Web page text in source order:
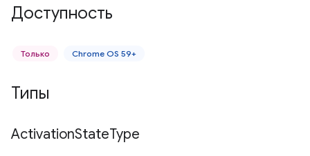
Доступность
Только Chrome OS 59+
Типы
ActivationStateType